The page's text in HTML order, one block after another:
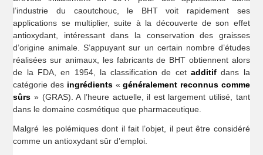
l’industrie du caoutchouc, le BHT voit rapidement ses
applications se multiplier, suite à la découverte de son effet
antioxydant, intéressant dans la conservation des graisses
d’origine animale. S’appuyant sur un certain nombre d’études
réalisées sur animaux, les fabricants de BHT obtiennent alors
de la FDA, en 1954, la classification de cetadditif dans la
catégorie des ingrédients«généralement reconnus comme
sûrs » (GRAS). A l’heure actuelle, il est largement utilisé, tant
dans le domaine cosmétique que pharmaceutique.
Malgré les polémiques dont il fait l’objet, il peut être considéré
comme un antioxydant sûr d’emploi.